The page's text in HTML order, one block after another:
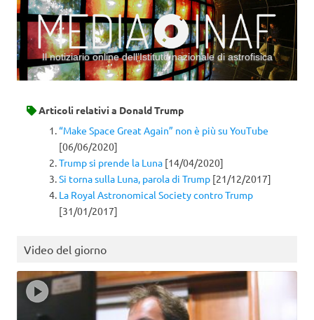
Il notiziario online dell’Istituto nazionale di astrofisica
Articoli relativi a Donald Trump
“Make Space Great Again” non è più su YouTube
[06/06/2020]
Trump si prende la Luna [14/04/2020]
Si torna sulla Luna, parola di Trump [21/12/2017]
La Royal Astronomical Society contro Trump
[31/01/2017]
Video del giorno